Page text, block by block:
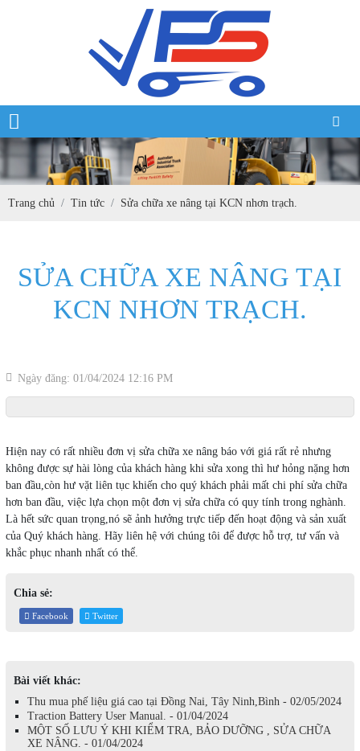
Trang chủ Tin tức Sửa chữa xe nâng tại KCN nhơn trạch.
SỬA CHỮA XE NÂNG TẠI
KCN NHƠN TRẠCH.
Ngày đăng: 01/04/2024 12:16 PM
Hiện nay có rất nhiều đơn vị sửa chữa xe nâng báo với giá rất rẻ nhưng
không được sự hài lòng của khách hàng khi sửa xong thì hư hỏng nặng hơn
ban đầu,còn hư vặt liên tục khiến cho quý khách phải mất chi phí sửa chữa
hơn ban đầu, việc lựa chọn một đơn vị sửa chữa có quy tính trong nghành.
Là hết sức quan trọng,nó sẽ ảnh hưởng trực tiếp đến hoạt động và sản xuất
của Quý khách hàng. Hãy liên hệ với chúng tôi để được hỗ trợ, tư vấn và
khắc phục nhanh nhất có thể.
Chia sẻ:
Facebook Twitter
Bài viết khác:
Thu mua phế liệu giá cao tại Đồng Nai, Tây Ninh,Bình - 02/05/2024
Traction Battery User Manual. - 01/04/2024
MỘT SỐ LƯU Ý KHI KIỂM TRA, BẢO DƯỠNG , SỬA CHỮA
XE NÂNG. - 01/04/2024